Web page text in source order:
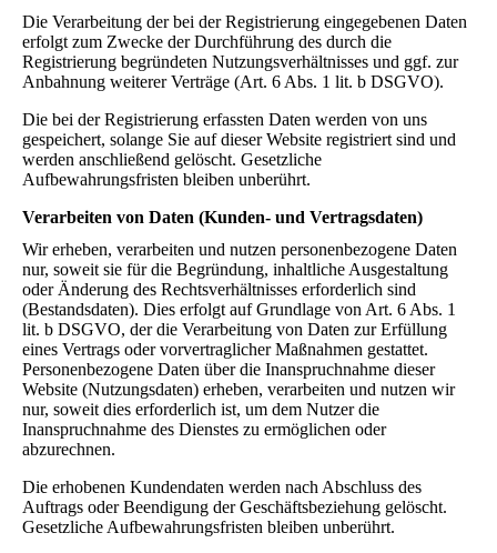
Die Verarbeitung der bei der Registrierung eingegebenen Daten
erfolgt zum Zwecke der Durchführung des durch die
Registrierung begründeten Nutzungsverhältnisses und ggf. zur
Anbahnung weiterer Verträge (Art. 6 Abs. 1 lit. b DSGVO).
Die bei der Registrierung erfassten Daten werden von uns
gespeichert, solange Sie auf dieser Website registriert sind und
werden anschließend gelöscht. Gesetzliche
Aufbewahrungsfristen bleiben unberührt.
Verarbeiten von Daten (Kunden- und Vertragsdaten)
Wir erheben, verarbeiten und nutzen personenbezogene Daten
nur, soweit sie für die Begründung, inhaltliche Ausgestaltung
oder Änderung des Rechtsverhältnisses erforderlich sind
(Bestandsdaten). Dies erfolgt auf Grundlage von Art. 6 Abs. 1
lit. b DSGVO, der die Verarbeitung von Daten zur Erfüllung
eines Vertrags oder vorvertraglicher Maßnahmen gestattet.
Personenbezogene Daten über die Inanspruchnahme dieser
Website (Nutzungsdaten) erheben, verarbeiten und nutzen wir
nur, soweit dies erforderlich ist, um dem Nutzer die
Inanspruchnahme des Dienstes zu ermöglichen oder
abzurechnen.
Die erhobenen Kundendaten werden nach Abschluss des
Auftrags oder Beendigung der Geschäftsbeziehung gelöscht.
Gesetzliche Aufbewahrungsfristen bleiben unberührt.